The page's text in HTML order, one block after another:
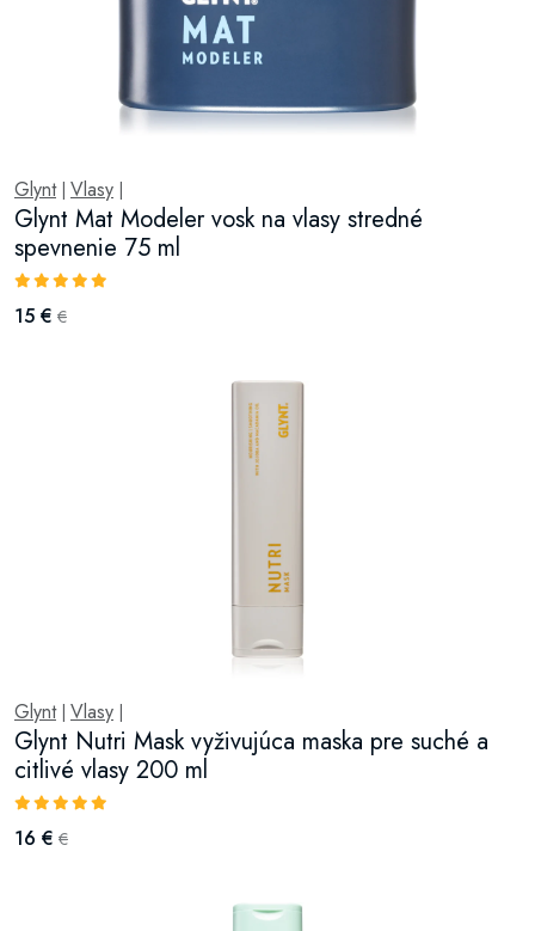
Glynt| Vlasy
Glynt Mat Modeler vosk na vlasy stredné
spevnenie 75 ml
15 € €
Glynt| Vlasy
Glynt Nutri Mask vyživujúca maska pre suché a
citlivé vlasy 200 ml
16 € €